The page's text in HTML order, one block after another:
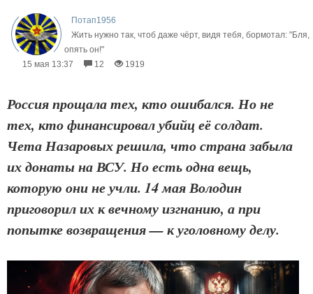
Потап1956
Жить нужно так, чтоб даже чёрт, видя тебя, бормотал: "Бля,
опять он!"
15 мая 13:37
12 1919
Россия прощала тех, кто ошибался. Но не
тех, кто финансировал убийц её солдат.
Чета Назаровых решила, что страна забыла
их донаты на ВСУ. Но есть одна вещь,
которую они не учли. 14 мая Володин
приговорил их к вечному изгнанию, а при
попытке возвращения — к уголовному делу.